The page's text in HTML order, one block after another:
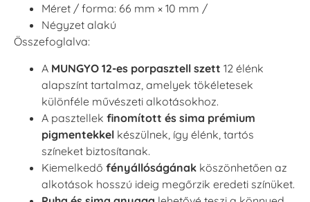
Méret / forma: 66 mm × 10 mm /
Négyzet alakú
Összefoglalva:
A MUNGYO 12-es porpasztell szett 12 élénk
alapszínt tartalmaz, amelyek tökéletesek
különféle művészeti alkotásokhoz.
A pasztellek finomított és sima prémium
pigmentekkel készülnek, így élénk, tartós
színeket biztosítanak.
Kiemelkedő fényállóságának köszönhetően az
alkotások hosszú ideig megőrzik eredeti színüket.